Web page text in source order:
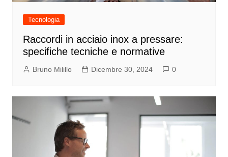
Tecnologia
Raccordi in acciaio inox a pressare:
specifiche tecniche e normative
Bruno Milillo Dicembre 30, 2024 0